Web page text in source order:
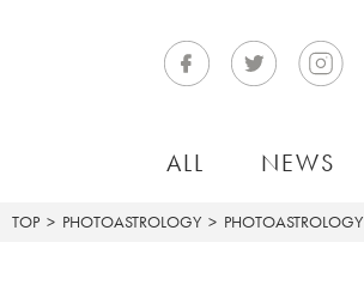
ALL NEWS
TOP PHOTOASTROLOGY PHOTOASTROLOGY